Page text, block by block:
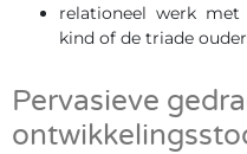
relationeel werk
kind of de triade
Pervasieve